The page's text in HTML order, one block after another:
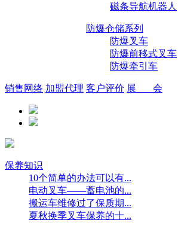
磁条导航机器人
防爆仓储系列
防爆叉车
防爆前移式叉车
防爆牵引车
销售网络 加盟代理 客户评价 展 会
保养知识
10个简单的办法可以有...
电动叉车——蓄电池的...
搬运车维修过了保质期...
夏秋换季叉车保养的十...